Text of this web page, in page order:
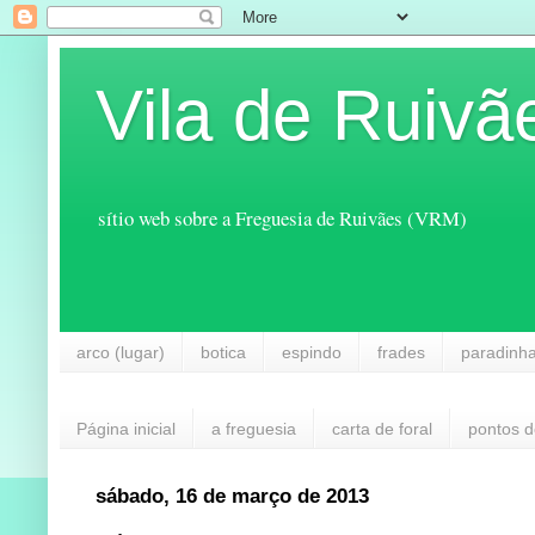
Vila de
sítio web sobre a Freguesia de Ruivães (VRM)
arco (lugar) botica espindo frades
Página inicial a freguesia carta de foral pontos
sábado, 16 de março de 2013